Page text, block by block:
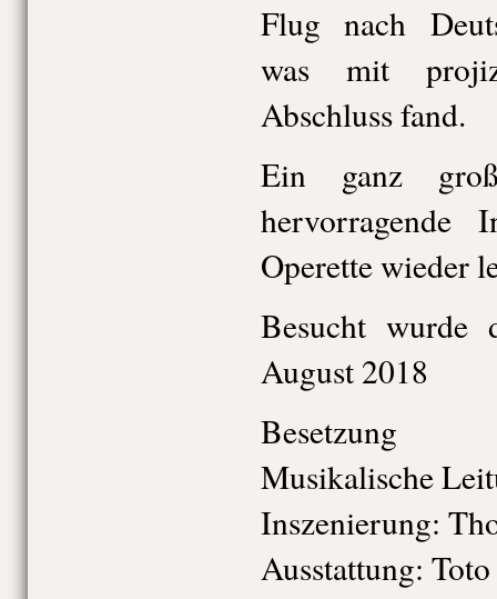
Flug nach
was mit
Abschluss fand.
Ein ganz
hervorragende
Operette wieder
Besucht wurde
August 2018
Besetzung
Musikalische
Inszenierung:
Ausstattung: Toto